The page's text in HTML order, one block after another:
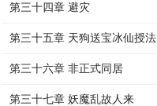
第三十四章 避灾
第三十五章 天狗送宝冰仙授法
第三十六章 非正式同居
第三十七章 妖魔乱故人来